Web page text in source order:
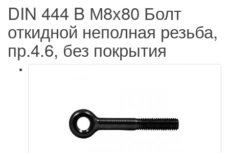
DIN 444 B М8х80 Болт
откидной неполная резьба,
пр.4.6, без покрытия